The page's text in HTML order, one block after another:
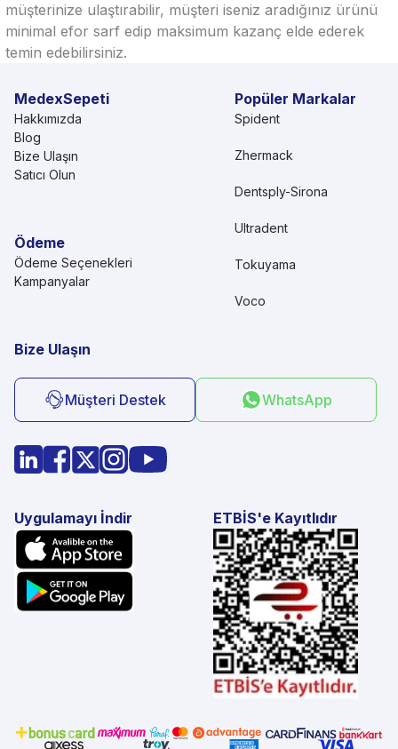
müşterinize ulaştırabilir, müşteri iseniz aradığınız ürünü
minimal efor sarf edip maksimum kazanç elde ederek
temin edebilirsiniz.
MedexSepeti
Hakkımızda
Blog
Bize Ulaşın
Satıcı Olun
Ödeme
Ödeme Seçenekleri
Kampanyalar
Popüler Markalar
Spident
Zhermack
Dentsply-Sirona
Ultradent
Tokuyama
Voco
Bize Ulaşın
Müşteri Destek WhatsApp
Uygulamayı İndir ETBİS'e Kayıtlıdır